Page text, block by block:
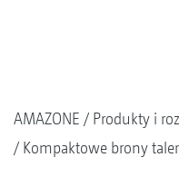
AMAZONE Produkty i
Kompaktowe brony